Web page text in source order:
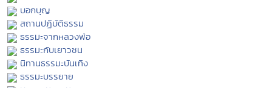
บอกบุญ
สถานปฏิบัติธรรม
ธรรมะจากหลวงพ่อ
ธรรมะกับเยาวชน
นิทานธรรมะบันเทิง
ธรรมะบรรยาย